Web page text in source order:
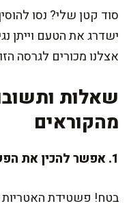
סוד קטן שלי? נסו
ישדרג את הטעם וייתן
אצלנו מכורים לגרסה
שאלות
מהקוראים
1. אפשר להכין את הפשטידה מראש?